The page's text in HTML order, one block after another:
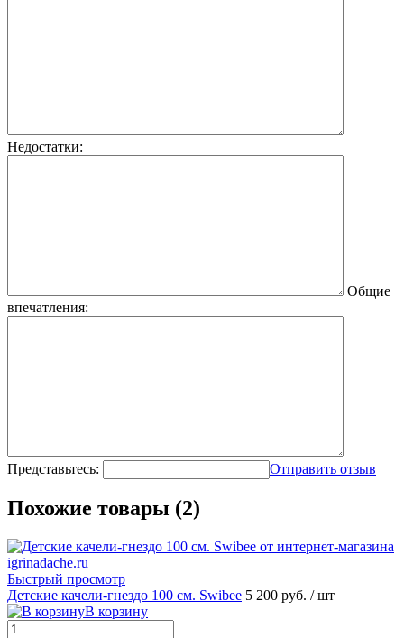
Недостатки:
Общие
впечатления:
Представьтесь: Отправить отзыв
Похожие товары (2)
Быстрый просмотр
Детские качели-гнездо 100 см. Swibee 5 200 руб. / шт
В корзину